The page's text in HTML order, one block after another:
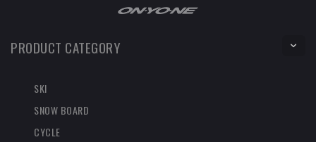
PRODUCT CATEGORY
SKI
SNOW BOARD
CYCLE